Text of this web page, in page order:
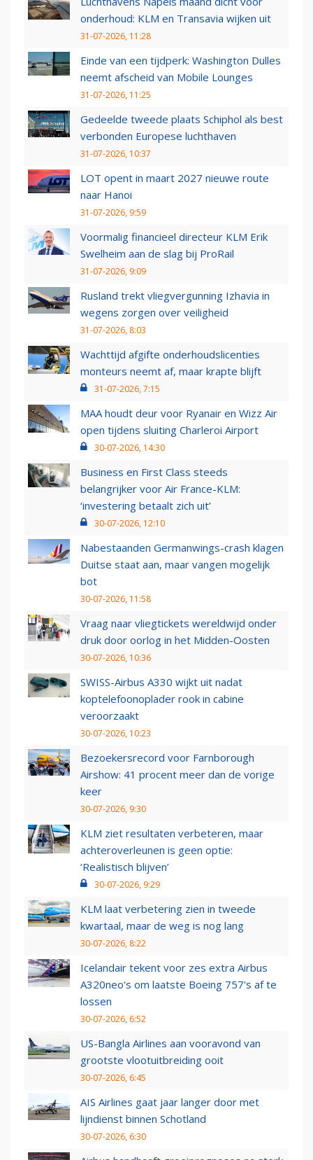
onderhoud: KLM en Transavia wijken uit
31-07-2026, 11:28
Einde van een tijdperk: Washington Dulles
neemt afscheid van Mobile Lounges
31-07-2026, 11:25
Gedeelde tweede plaats Schiphol als best
verbonden Europese luchthaven
31-07-2026, 10:37
LOT opent in maart 2027 nieuwe route
naar Hanoi
31-07-2026, 9:59
Voormalig financieel directeur KLM Erik
Swelheim aan de slag bij ProRail
31-07-2026, 9:09
Rusland trekt vliegvergunning Izhavia in
wegens zorgen over veiligheid
31-07-2026, 8:03
Wachttijd afgifte onderhoudslicenties
monteurs neemt af, maar krapte blijft
31-07-2026, 7:15
MAA houdt deur voor Ryanair en Wizz Air
open tijdens sluiting Charleroi Airport
30-07-2026, 14:30
Business en First Class steeds
belangrijker voor Air France-KLM:
‘investering betaalt zich uit’
30-07-2026, 12:10
Nabestaanden Germanwings-crash klagen
Duitse staat aan, maar vangen mogelijk
bot
30-07-2026, 11:58
Vraag naar vliegtickets wereldwijd onder
druk door oorlog in het Midden-Oosten
30-07-2026, 10:36
SWISS-Airbus A330 wijkt uit nadat
koptelefoonoplader rook in cabine
veroorzaakt
30-07-2026, 10:23
Bezoekersrecord voor Farnborough
Airshow: 41 procent meer dan de vorige
keer
30-07-2026, 9:30
KLM ziet resultaten verbeteren, maar
achteroverleunen is geen optie:
‘Realistisch blijven’
30-07-2026, 9:29
KLM laat verbetering zien in tweede
kwartaal, maar de weg is nog lang
30-07-2026, 8:22
Icelandair tekent voor zes extra Airbus
A320neo's om laatste Boeing 757's af te
lossen
30-07-2026, 6:52
US-Bangla Airlines aan vooravond van
grootste vlootuitbreiding ooit
30-07-2026, 6:45
AIS Airlines gaat jaar langer door met
lijndienst binnen Schotland
30-07-2026, 6:30